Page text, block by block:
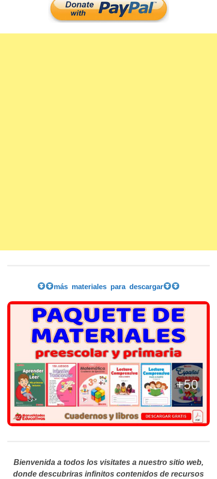
más materiales para descargar
Bienvenida a todos los visitates a nuestro sitio web,
donde descubriras infinitos contenidos de recursos